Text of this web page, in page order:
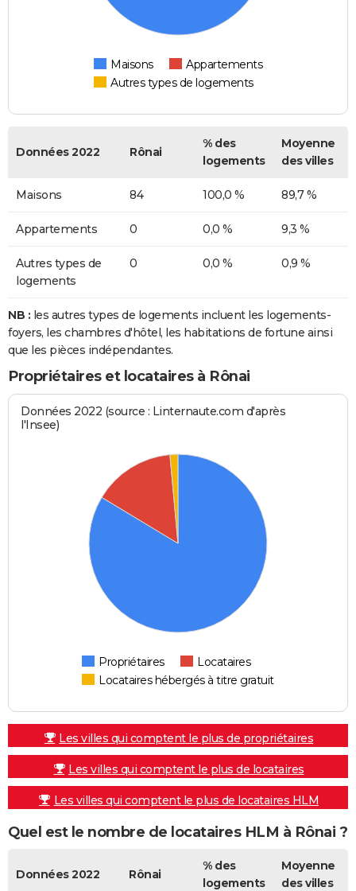
Maisons
Appartements
Autres types de logements
Données 2022 Rônai
% des
logements
Moyenne
des villes
Maisons 84 100,0 % 89,7 %
Appartements 0 0,0 % 9,3 %
Autres types de
logements
0 0,0 % 0,9 %
NB : les autres types de logements incluent les logements-
foyers, les chambres d'hôtel, les habitations de fortune ainsi
que les pièces indépendantes.
Propriétaires et locataires à Rônai
Données 2022 (source : Linternaute.com d'après
l'Insee)
Propriétaires
Locataires
Locataires hébergés à titre gratuit
Les villes qui comptent le plus de propriétaires
Les villes qui comptent le plus de locataires
Les villes qui comptent le plus de locataires HLM
Quel est le nombre de locataires HLM à Rônai ?
Données 2022 Rônai
% des
logements
Moyenne
des villes